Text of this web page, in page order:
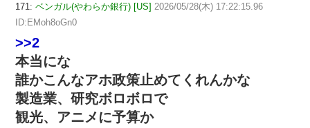
171: ベンガル(やわらか銀行) [US] 2026/05/28(木) 17:22:15.96
ID:EMoh8oGn0
>>2
本当にな
誰かこんなアホ政策止めてくれんかな
製造業、研究ボロボロで
観光、アニメに予算か